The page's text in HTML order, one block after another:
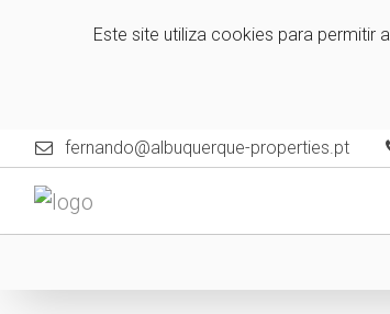
Este site utiliza cookies para permitir
fernando@albuquerque-properties.pt